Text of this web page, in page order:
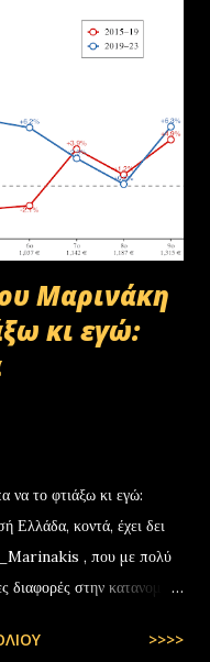
το υπ.αρ.πρωτ.
το από 10-07-2025
της ΑΑΔΕ-Γενική Δ/νση
και της
Διευκρινίζεται ότι
αρχειακό υλικό που είχε
αρχείο του ΟΠΕΚΕΠ...
Μαρινάκη
κι εγώ:
να το φτιάξω κι εγώ:
Ελλάδα, κοντά, έχει δει
, που με πολύ
διαφορές στην κατανομή
11, 2025
>>>>